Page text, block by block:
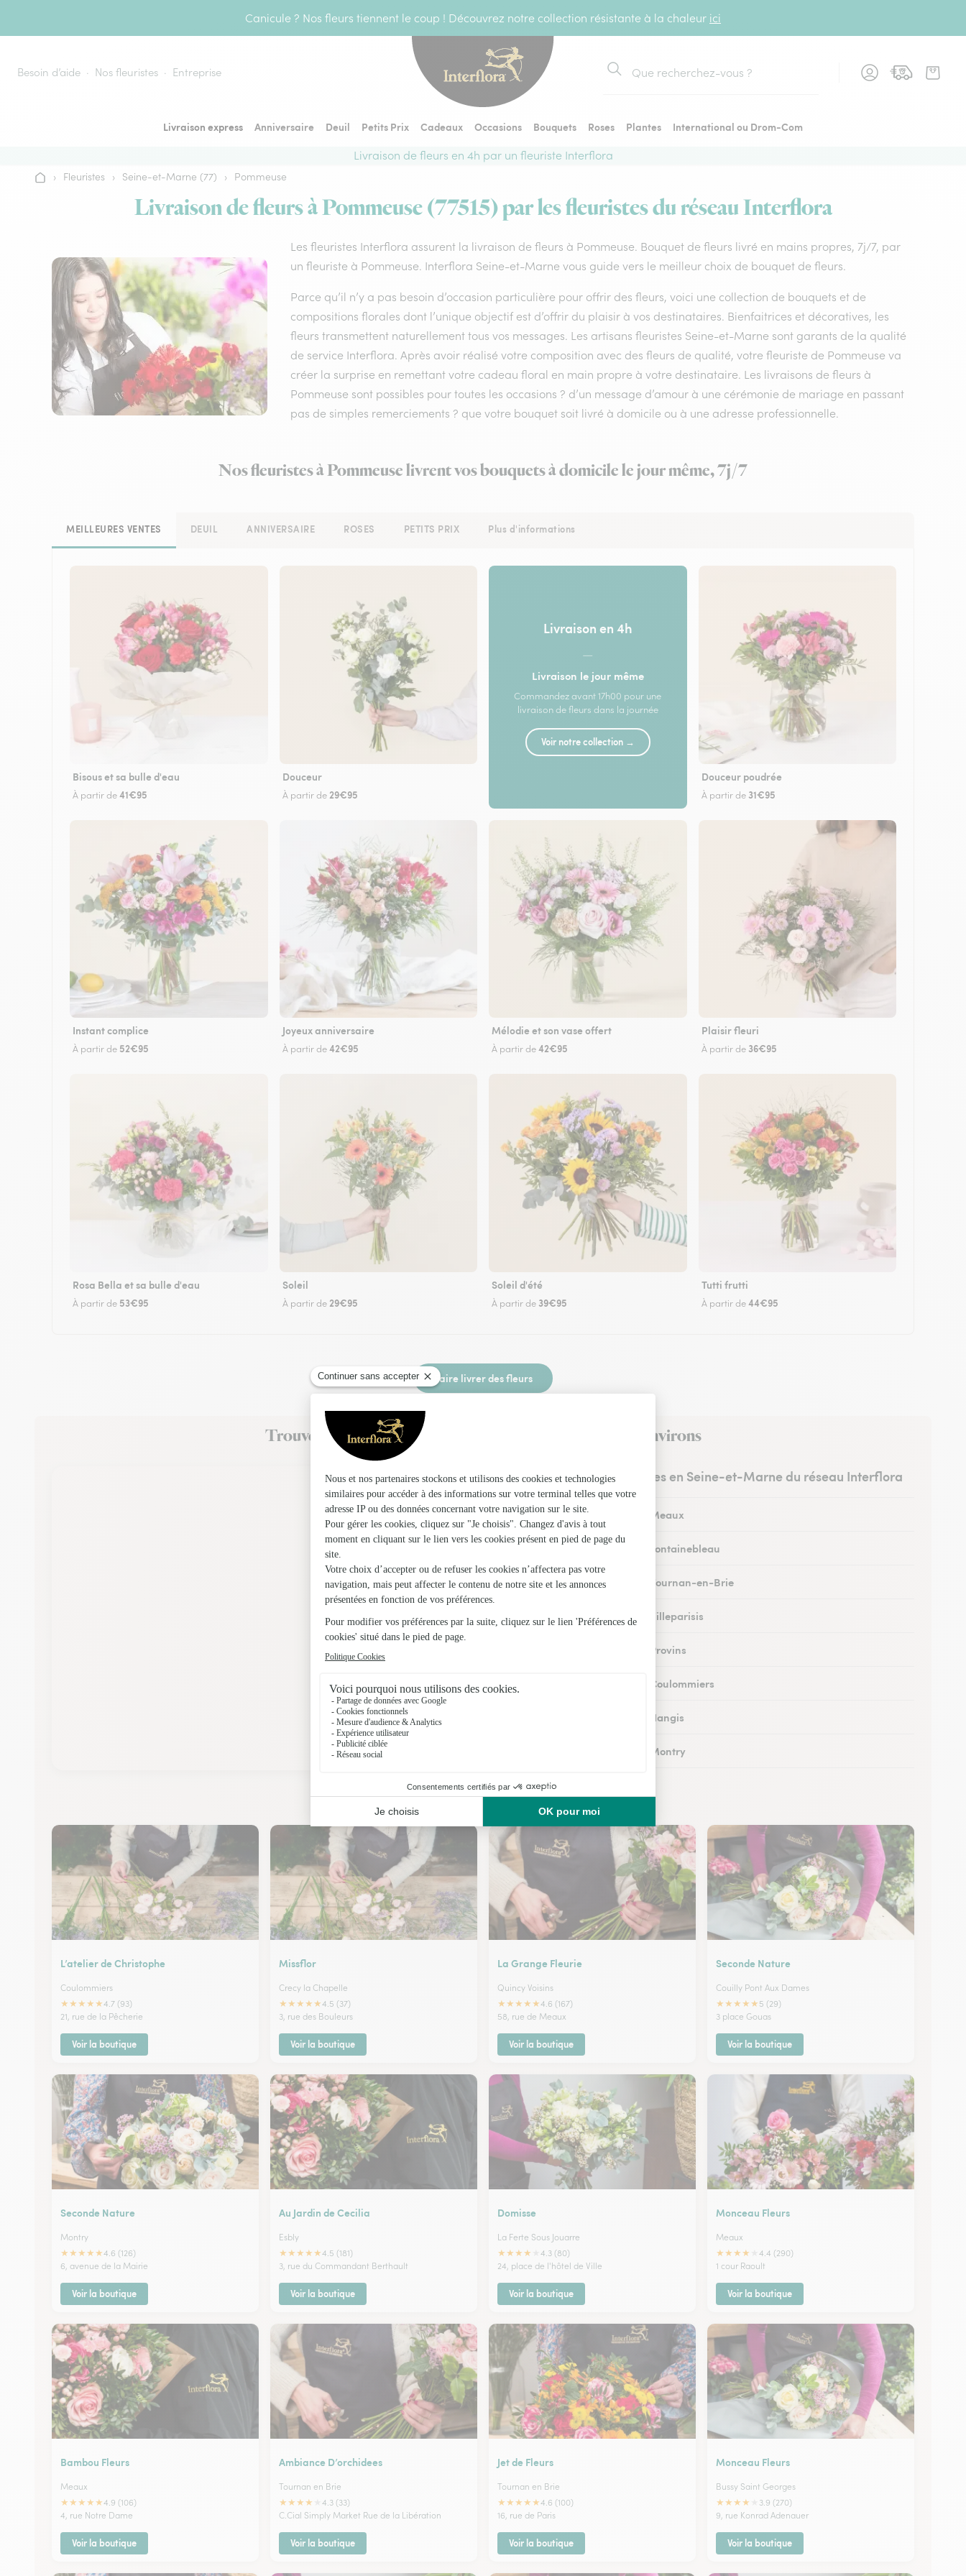
Canicule ? Nos fleurs tiennent le coup ! Découvrez notre collection résistante à la chaleur ici
Besoin d’aide Nos fleuristes Entreprise
Rechercher
Livraison express Anniversaire Deuil Petits Prix Cadeaux Occasions Bouquets Roses Plantes
International ou Drom-Com
Livraison de fleurs en 4h par un fleuriste Interflora
Accueil
› Fleuristes › Seine-et-Marne (77) › Pommeuse
Livraison de fleurs à Pommeuse (77515) par les fleuristes du réseau Interflora
Les fleuristes Interflora assurent la livraison de fleurs à Pommeuse. Bouquet de fleurs livré en mains propres, 7j/7, par
un fleuriste à Pommeuse. Interflora Seine-et-Marne vous guide vers le meilleur choix de bouquet de fleurs.
Parce qu’il n’y a pas besoin d’occasion particulière pour offrir des fleurs, voici une collection de bouquets et de
compositions florales dont l’unique objectif est d’offrir du plaisir à vos destinataires. Bienfaitrices et décoratives, les
fleurs transmettent naturellement tous vos messages. Les artisans fleuristes Seine-et-Marne sont garants de la qualité
de service Interflora. Après avoir réalisé votre composition avec des fleurs de qualité, votre fleuriste de Pommeuse va
créer la surprise en remettant votre cadeau floral en main propre à votre destinataire. Les livraisons de fleurs à
Pommeuse sont possibles pour toutes les occasions ? d’un message d’amour à une cérémonie de mariage en passant
pas de simples remerciements ? que votre bouquet soit livré à domicile ou à une adresse professionnelle.
Nos fleuristes à Pommeuse livrent vos bouquets à domicile le jour même, 7j/7
MEILLEURES VENTES DEUIL ANNIVERSAIRE ROSES PETITS PRIX Plus d'informations
Bisous et sa bulle d'eau
À partir de41€95
Douceur
À partir de 29€95
Livraison en 4h
—
Livraison le jour même
Commandez avant 17h00 pour une
livraison de fleurs dans la journée
Voir notre collection →
Douceur poudrée
À partir de 31€95
Instant complice
À partir de 52€95
Joyeux anniversaire
À partir de42€95
Mélodie et son vase offert
À partir de42€95
Plaisir fleuri
À partir de 36€95
Rosa Bella et sa bulle d'eau
À partir de 53€95
Soleil
À partir de 29€95
Soleil d'été
À partir de 39€95
Tutti frutti
À partir de44€95
Faire livrer des fleurs
Trouvez un fleuriste Interflora à Pommeuse et dans ses environs
Les fleuristes en Seine-et-Marne du réseau Interflora
Fleuristes à Meaux
Fleuristes à Fontainebleau
Fleuristes à Tournan-en-Brie
Fleuristes à Villeparisis
Fleuristes à Provins
Fleuristes à Coulommiers
Fleuristes à Nangis
Fleuristes à Montry
Fleuristes à Esbly
Nos fleuristes à Pommeuse
L’atelier de Christophe
Coulommiers
★★★★★4.7 (93)
21, rue de la Pêcherie
Voir la boutique
Missflor
Crecy la Chapelle
★★★★★4.5 (37)
3, rue des Bouleurs
Voir la boutique
La Grange Fleurie
Quincy Voisins
★★★★★4.6 (167)
58, rue de Meaux
Voir la boutique
Seconde Nature
Couilly Pont Aux Dames
★★★★★ 5 (29)
3 place Gouas
Voir la boutique
Seconde Nature
Montry
★★★★★4.6 (126)
6, avenue de la Mairie
Voir la boutique
Au Jardin de Cecilia
Esbly
★★★★★4.5 (181)
3, rue du Commandant Berthault
Voir la boutique
Domisse
La Ferte Sous Jouarre
★★★★
4.3 (80)
24, place de l'hôtel de Ville
Voir la boutique
Monceau Fleurs
Meaux
★★★★
4.4 (290)
1 cour Raoult
Voir la boutique
Bambou Fleurs
Meaux
★★★★★4.9 (106)
4, rue Notre Dame
Voir la boutique
Ambiance D’orchidees
Tournan en Brie
★★★★
4.3 (33)
C.Cial Simply Market Rue de la Libération
Voir la boutique
Jet de Fleurs
Tournan en Brie
★★★★★4.6 (100)
16, rue de Paris
Voir la boutique
Monceau Fleurs
Bussy Saint Georges
★★★★
3.9 (270)
9, rue Konrad Adenauer
Voir la boutique